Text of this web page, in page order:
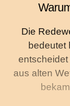
Die
bedeutet
aus alten